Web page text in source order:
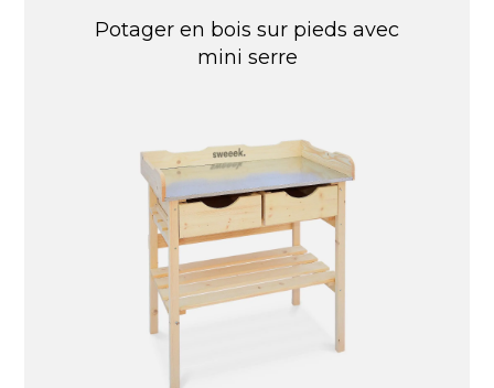
Potager en bois sur pieds avec
mini serre